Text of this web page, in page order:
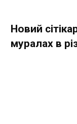
Новий
муралах в